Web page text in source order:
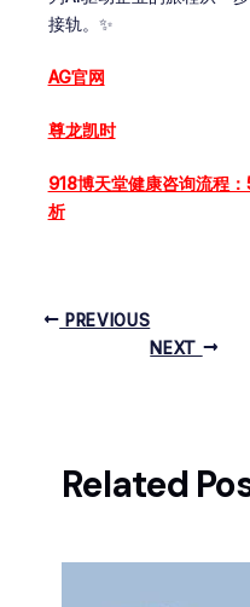
接轨。✨
AG官网
尊龙凯时
918博天堂健康咨询流程
析
PREVIOUS
NEXT
Related